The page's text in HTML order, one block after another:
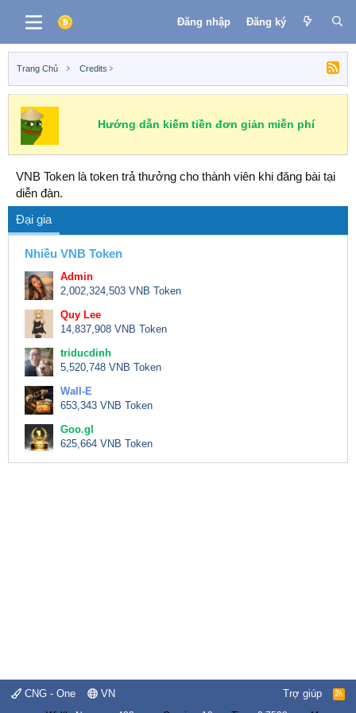
Đăng nhập Đăng ký
Trang Chủ Credits
Hướng dẫn kiếm tiền đơn giản miễn phí
VNB Token là token trả thưởng cho thành viên khi đăng bài tại
diễn đàn.
Đại gia
Nhiều VNB Token
Admin
2,002,324,503 VNB Token
Quy Lee
14,837,908 VNB Token
triducdinh
5,520,748 VNB Token
Wall-E
653,343 VNB Token
Goo.gl
625,664 VNB Token
CNG - One VN Trợ giúp
R